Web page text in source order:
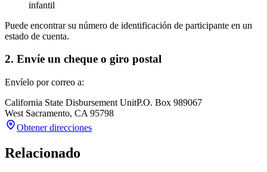
infantil
Puede encontrar su número de identificación de participante en un
estado de cuenta.
2. Envíe un cheque o giro postal
Envíelo por correo a:
California State Disbursement UnitP.O. Box 989067
West Sacramento, CA 95798
Obtener direcciones
Relacionado